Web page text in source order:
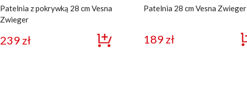
Patelnia z pokrywką 28 cm Vesna
Zwieger
239zł
Patelnia 28 cm Vesna Zwieger
189zł